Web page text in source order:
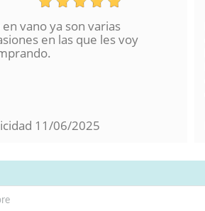
en vano ya son varias
en las que les voy
11/06/2025